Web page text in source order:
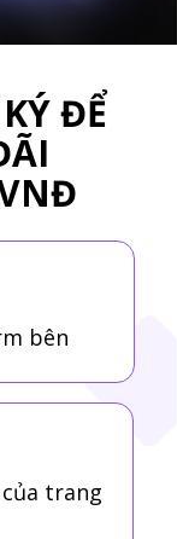
ĐỂ
trang
bên